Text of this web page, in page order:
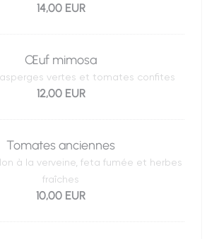
14,00 EUR
Œuf mimosa
vertes et tomates confites
12,00 EUR
Tomates anciennes
à la verveine, feta fumée et herbes
fraîches
10,00 EUR